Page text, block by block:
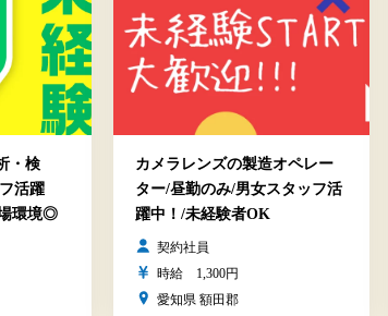
・検
活躍
環境◎
カメラレンズの製造オペレー
ター/昼勤のみ/男女スタッフ活
躍中！/未経験者OK
契約社員
時給 1,300円
愛知県 額田郡